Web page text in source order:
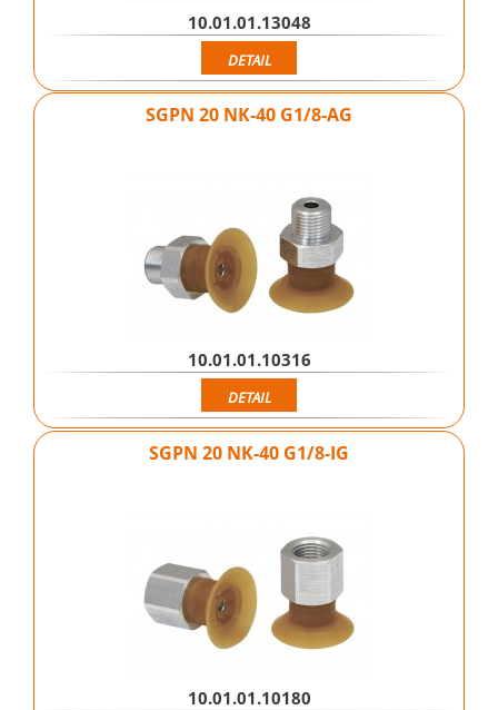
10.01.01.13048
DETAIL
SGPN 20 NK-40 G1/8-AG
10.01.01.10316
DETAIL
SGPN 20 NK-40 G1/8-IG
10.01.01.10180